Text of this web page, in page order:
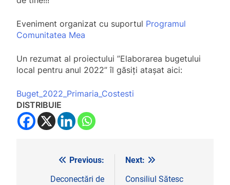
Eveniment organizat cu suportul Programul
Comunitatea Mea
Un rezumat al proiectului ”Elaborarea bugetului
local pentru anul 2022” îl găsiți atașat aici:
Buget_2022_Primaria_Costesti
DISTRIBUIE
NavigarePrevious:
Deconectări de
Next:
Consiliul Sătesc